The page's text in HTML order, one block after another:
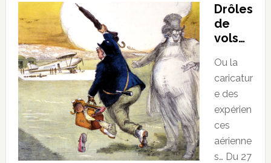
Drôles
de
vols…
Ou la
caricatur
e des
expérien
ces
aérienne
s… Du 27